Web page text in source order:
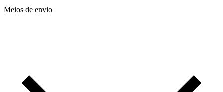
Meios de envio